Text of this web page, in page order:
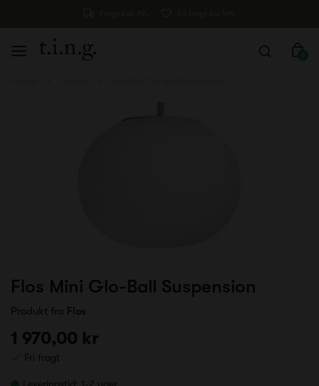
0
Flos Mini Glo-Ball Suspension
Produkt fra Flos
1 970,00 kr
Fri fragt